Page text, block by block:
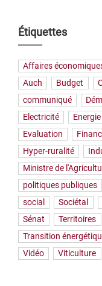
Étiquettes
Affaires
Auch
Budget
communiqué
Electricité
Energie
Evaluation
Hyper-ruralité
Ministre de
politiques publiques
social
Sociétal
Sénat
Territoires
Transition
Vidéo
Viticulture